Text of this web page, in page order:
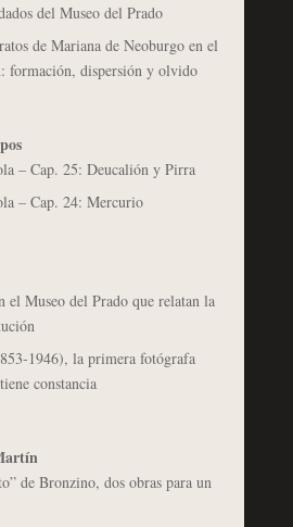
del Museo del Prado
de Mariana de Neoburgo en el
formación, dispersión y olvido
– Cap. 25: Deucalión y Pirra
– Cap. 24: Mercurio
el Museo del Prado que relatan la
1946), la primera fotógrafa
constancia
de Bronzino, dos obras para un